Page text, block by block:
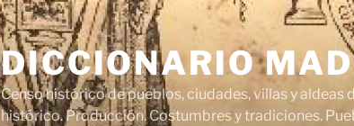
DICCIONARIO
Censo histórico de pueblos, ciudades, villas y
histórico. Producción. Costumbres y tradiciones.